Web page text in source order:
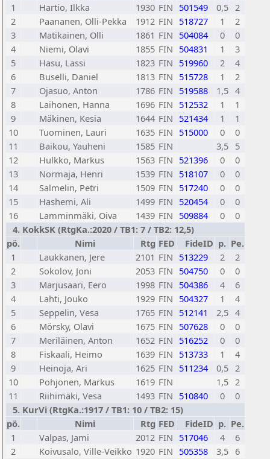
1
Hartio, Ilkka 1930 FIN 501549 0,5 2
2
Paananen, Olli-Pekka 1912 FIN 518727 1
2
3
Matikainen, Olli 1861 FIN 504084 0
0
4
Niemi, Olavi 1855 FIN 504831 1
3
5
Hasu, Lassi 1823 FIN 519960 2
4
6
Buselli, Daniel 1813 FIN 515728 1
2
7
Ojasuo, Anton 1786 FIN 519588 1,5 4
8
Laihonen, Hanna 1696 FIN 512532 1
1
9
Mäkinen, Kesia 1644 FIN 521434 1
1
10
Tuominen, Lauri 1635 FIN 515000 0
0
11
Baikou, Yauheni 1585 FIN 3,5 5
12
Hulkko, Markus 1563 FIN 521396 0
0
13
Normaja, Henri 1539 FIN 518107 0
0
14
Salmelin, Petri 1509 FIN 517240 0
0
15
Hashemi, Ali 1499 FIN 520454 0
0
16
Lamminmäki, Oiva 1439 FIN 509884 0
0
4. KokkSK (RtgKa.:2020 / TB1: 7 / TB2: 12,5)
pö.
Nimi Rtg FED FideID p. Pe.
1
Laukkanen, Jere 2101 FIN 513229 2
2
2
Sokolov, Joni 2053 FIN 504750 0
0
3
Marjusaari, Eero 1998 FIN 504386 4
6
4
Lahti, Jouko 1929 FIN 504327 1
4
5
Seppelin, Vesa 1765 FIN 512141 2,5 4
6
Mörsky, Olavi 1675 FIN 507628 0
0
7
Meriläinen, Anton 1652 FIN 516252 0
0
8
Fiskaali, Heimo 1639 FIN 513733 1
4
9
Heinoja, Ari 1625 FIN 511234 0,5 2
10
Pohjonen, Markus 1619 FIN 1,5 2
11
Riihimäki, Vesa 1493 FIN 510840 0
0
5. KurVi (RtgKa.:1917 / TB1: 10 / TB2: 15)
pö.
Nimi Rtg FED FideID p. Pe.
1
Valpas, Jami 2012 FIN 517046 4
6
2
Koivusalo, Ville-Veikko 1920 FIN 505358 3,5 6